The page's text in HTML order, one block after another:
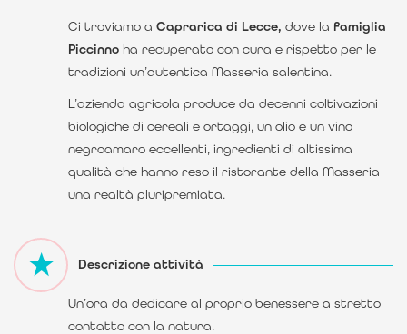
Ci troviamo a Caprarica di Lecce, dove la famiglia
Piccinno ha recuperato con cura e rispetto per le
tradizioni un’autentica Masseria salentina.
L’azienda agricola produce da decenni coltivazioni
biologiche di cereali e ortaggi, un olio e un vino
negroamaro eccellenti, ingredienti di altissima
qualità che hanno reso il ristorante della Masseria
una realtà pluripremiata.
Descrizione attività
Un’ora da dedicare al proprio benessere a stretto
contatto con la natura.